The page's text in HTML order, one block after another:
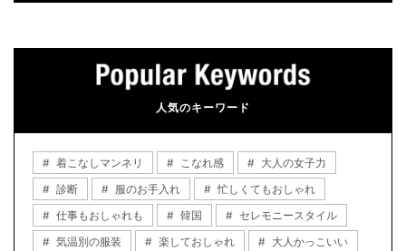
人気のキーワード
着こなしマンネリ こなれ感
大人の女子力
診断
服のお手入れ
忙しくてもおしゃれ
仕事もおしゃれも
韓国
セレモニースタイル
気温別の服装
楽しておしゃれ 大人かっこいい